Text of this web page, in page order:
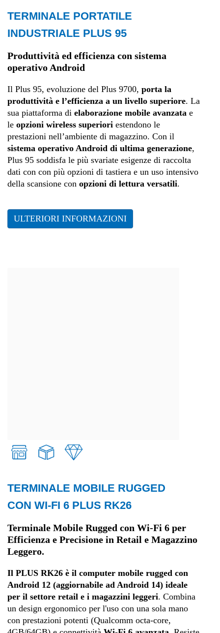
Produzione
TERMINALE PORTATILE
INDUSTRIALE PLUS 95
Produttività ed efficienza con sistema
operativo Android
Il Plus 95, evoluzione del Plus 9700, porta la
produttività e l’efficienza a un livello superiore. La
sua piattaforma di elaborazione mobile avanzata e
le opzioni wireless superiori estendono le
prestazioni nell’ambiente di magazzino. Con il
sistema operativo Android di ultima generazione,
Plus 95 soddisfa le più svariate esigenze di raccolta
dati con con più opzioni di tastiera e un uso intensivo
della scansione con opzioni di lettura versatili.
ULTERIORI INFORMAZIONI
Trasporti e logistica
TERMINALE MOBILE RUGGED
CON WI-FI 6 PLUS RK26
Terminale Mobile Rugged con Wi-Fi 6 per
Efficienza e Precisione in Retail e Magazzino
Leggero.
Il PLUS RK26 è il computer mobile rugged con
Android 12 (aggiornabile ad Android 14) ideale
per il settore retail e i magazzini leggeri. Combina
un design ergonomico per l'uso con una sola mano
con prestazioni potenti (Qualcomm octa-core,